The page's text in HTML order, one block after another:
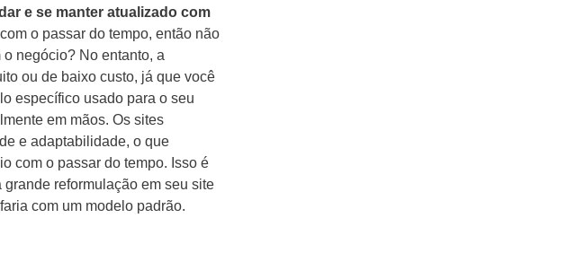
e se manter atualizado com
o passar do tempo, então não
negócio? No entanto, a
ou de baixo custo, já que você
específico usado para o seu
em mãos. Os sites
e adaptabilidade, o que
com o passar do tempo. Isso é
reformulação em seu site
com um modelo padrão.